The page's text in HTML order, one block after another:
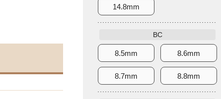
14.8mm
BC
8.5mm 8.6mm
8.7mm 8.8mm